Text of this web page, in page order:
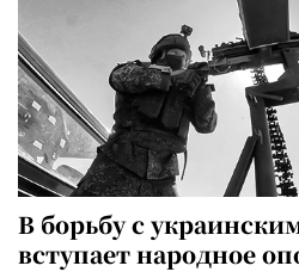
В борьбу с
вступает народное